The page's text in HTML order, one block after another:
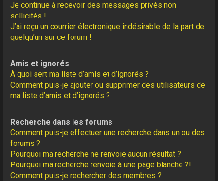
Je continue à recevoir des messages privés non
sollicités !
J’ai reçu un courrier électronique indésirable de la part de
quelqu’un sur ce forum !
Amis et ignorés
À quoi sert ma liste d’amis et d’ignorés ?
Comment puis-je ajouter ou supprimer des utilisateurs de
ma liste d’amis et d’ignorés ?
Recherche dans les forums
Comment puis-je effectuer une recherche dans un ou des
forums ?
Pourquoi ma recherche ne renvoie aucun résultat ?
Pourquoi ma recherche renvoie à une page blanche ?!
Comment puis-je rechercher des membres ?